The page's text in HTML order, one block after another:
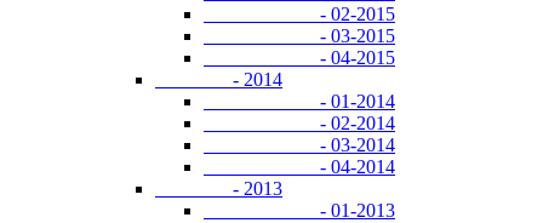
- 02-2015
- 03-2015
- 04-2015
- 2014
- 01-2014
- 02-2014
- 03-2014
- 04-2014
- 2013
- 01-2013